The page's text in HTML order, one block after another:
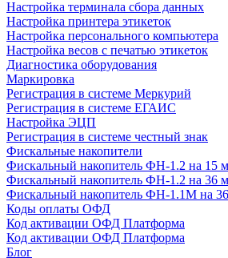
Настройка терминала сбора данных
Настройка принтера этикеток
Настройка персонального компьютера
Настройка весов с печатью этикеток
Диагностика оборудования
Маркировка
Регистрация в системе Меркурий
Регистрация в системе ЕГАИС
Настройка ЭЦП
Регистрация в системе честный знак
Фискальные накопители
Фискальный накопитель ФН-1.2 на 15
Фискальный накопитель ФН-1.2 на 36
Фискальный накопитель ФН-1.1М на 36
Коды оплаты ОФД
Код активации ОФД Платформа
Код активации ОФД Платформа
Блог